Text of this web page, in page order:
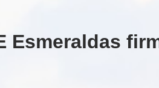
Esmeraldas